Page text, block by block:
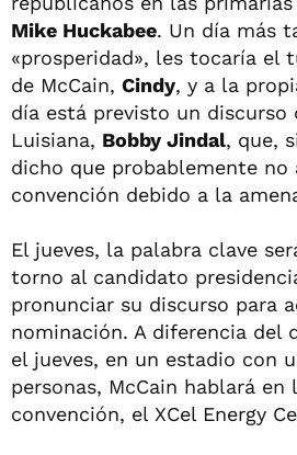
Mike Huckabee. Un día más
«prosperidad», les tocaría el
de McCain, Cindy, y a la
día está previsto un discurso
Luisiana, Bobby Jindal, que,
dicho que probablemente no
convención debido a la
El jueves, la palabra clave
torno al candidato
pronunciar su discurso para
nominación. A diferencia del
el jueves, en un estadio con
personas, McCain hablará en
convención, el XCel Energy